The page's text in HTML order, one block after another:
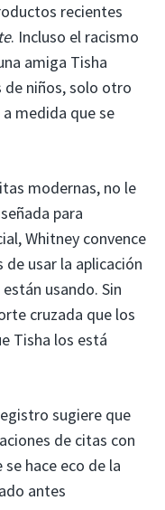
recientes
. Incluso el racismo
amiga Tisha
de niños, solo otro
medida que se
modernas, no le
para
Whitney convence
usar la aplicación
usando. Sin
cruzada que los
Tisha los está
sugiere que
de citas con
hace eco de la
antes